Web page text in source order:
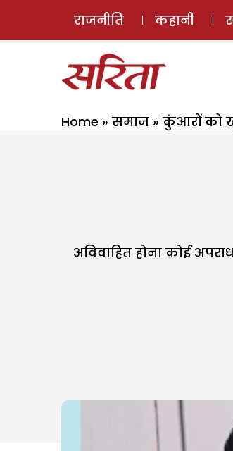
राजनीति कहानी
Home » समाज » कुंआरों को
अविवाहित होना कोई